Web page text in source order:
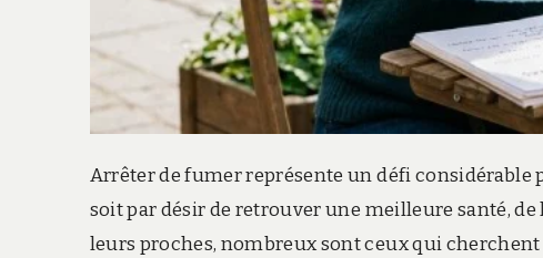
Arrêter de fumer représente un défi considérable
soit par désir de retrouver une meilleure santé,
leurs proches, nombreux sont ceux qui